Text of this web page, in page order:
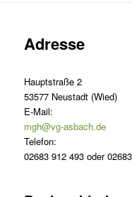
Adresse
Hauptstraße 2
53577 Neustadt (Wied)
E-Mail:
mgh@vg-asbach.de
Telefon:
02683 912 493 oder